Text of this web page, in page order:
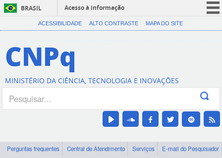
BRASIL
Acesso à informação
CORONAVÍRUS (COVID-19)
Canais
ACESSIBILIDADE ALTO CONTRASTE MAPA DO SITE
CNPq
MINISTÉRIO DA CIÊNCIA, TECNOLOGIA E INOVAÇÕES
Perguntas frequentes Central de Atendimento Serviços
E-mail do Pesquisador